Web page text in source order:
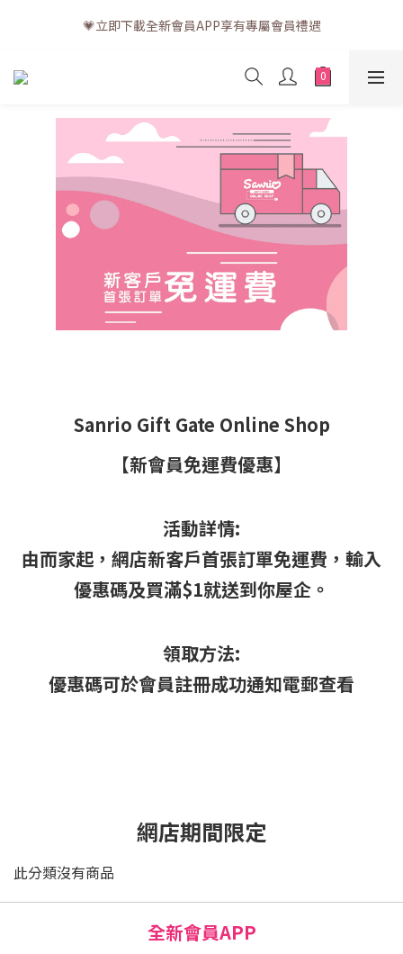
💗訂單一般送貨時間為3至5個工作天 (星期六、日及公眾假期並非
工作天)
💗立即下載全新會員APP享有專屬會員禮遇
💗訂單一般送貨時間為3至5個工作天 (星期六、日及公眾假期並非
Sanrio Gift Gate Online Shop
【新會員免運費優惠】
活動詳情:
由而家起，網店新客戶首張訂單免運費，輸入
優惠碼及買滿$1就送到你屋企。
領取方法:
優惠碼可於會員註冊成功通知電郵查看
網店期間限定
此分類沒有商品
全新會員APP